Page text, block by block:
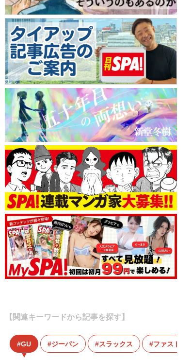
【関連キーワードから記事を探す】
GU ジーパン スラックス ファストフ